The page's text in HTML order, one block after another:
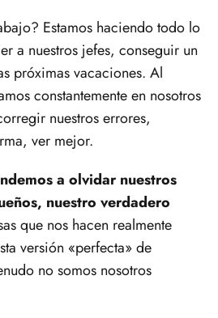
Estamos haciendo todo lo
a nuestros jefes, conseguir un
próximas vacaciones. Al
constantemente en nosotros
nuestros errores,
ver mejor.
a olvidar nuestros
nuestro verdadero
que nos hacen realmente
versión «perfecta» de
no somos nosotros